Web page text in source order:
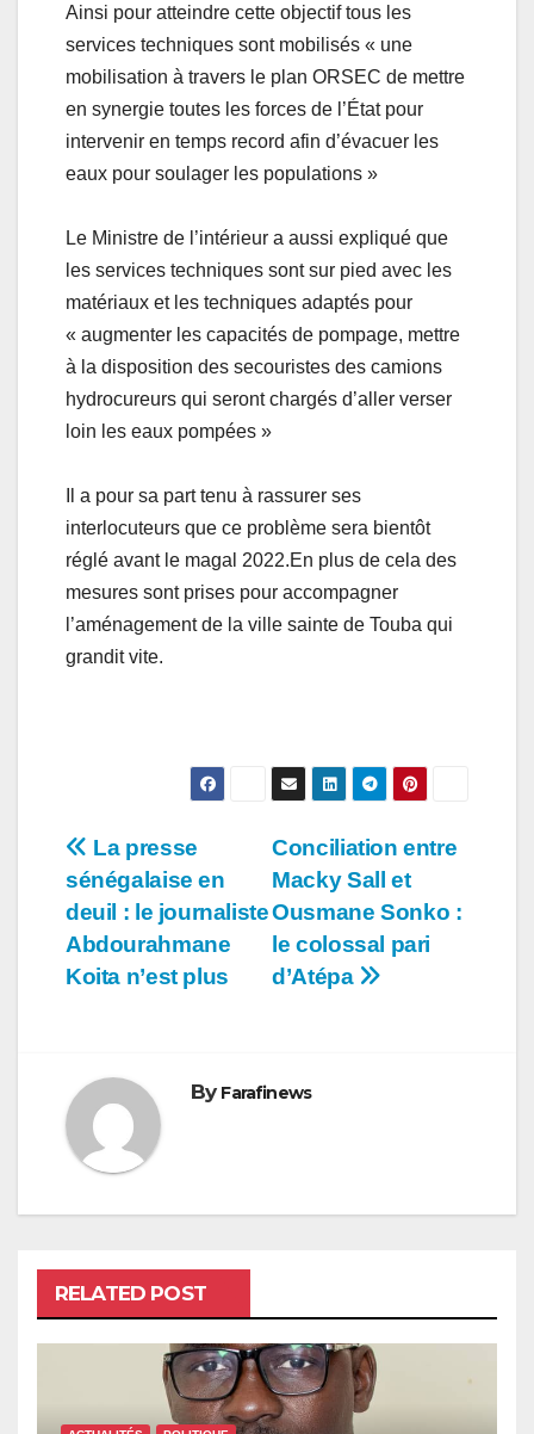
Ainsi pour atteindre cette objectif tous les
services techniques sont mobilisés « une
mobilisation à travers le plan ORSEC de mettre
en synergie toutes les forces de l’État pour
intervenir en temps record afin d’évacuer les
eaux pour soulager les populations »
Le Ministre de l’intérieur a aussi expliqué que
les services techniques sont sur pied avec les
matériaux et les techniques adaptés pour
« augmenter les capacités de pompage, mettre
à la disposition des secouristes des camions
hydrocureurs qui seront chargés d’aller verser
loin les eaux pompées »
Il a pour sa part tenu à rassurer ses
interlocuteurs que ce problème sera bientôt
réglé avant le magal 2022.En plus de cela des
mesures sont prises pour accompagner
l’aménagement de la ville sainte de Touba qui
grandit vite.
Navigation
de
l’article
Conciliation entre
Macky Sall et
Ousmane Sonko :
le colossal pari
d’Atépa
La presse
sénégalaise en
deuil : le journaliste
Abdourahmane
Koita n’est plus
By Farafinews
RELATED POST